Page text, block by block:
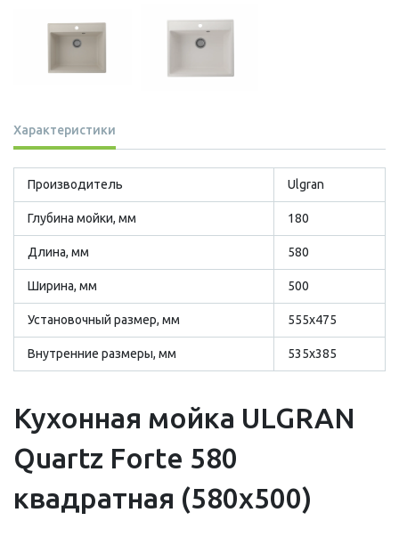
Характеристики
Производитель Ulgran
Глубина мойки, мм 180
Длина, мм 580
Ширина, мм 500
Установочный размер, мм 555х475
Внутренние размеры, мм 535х385
Кухонная мойка ULGRAN
Quartz Forte 580
квадратная (580х500)